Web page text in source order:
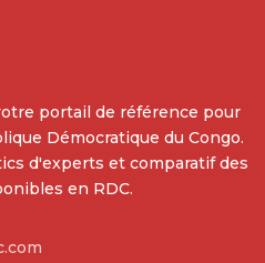
portail de référence pour
Démocratique du Congo.
d'experts et comparatif des
en RDC.